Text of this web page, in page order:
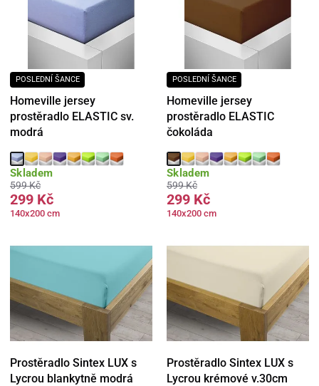
POSLEDNÍ ŠANCE
Homeville jersey
prostěradlo ELASTIC sv.
modrá
Skladem
599 Kč
299 Kč
140x200 cm
POSLEDNÍ ŠANCE
Homeville jersey
prostěradlo ELASTIC
čokoláda
Skladem
599 Kč
299 Kč
140x200 cm
Prostěradlo Sintex LUX s
Lycrou blankytně modrá
Prostěradlo Sintex LUX s
Lycrou krémové v.30cm